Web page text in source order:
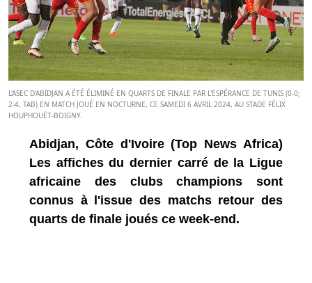
L'ASEC D'ABIDJAN A ÉTÉ ÉLIMINÉ EN QUARTS DE FINALE PAR L'ESPÉRANCE DE TUNIS (0-0;
2-4, TAB) EN MATCH JOUÉ EN NOCTURNE, CE SAMEDI 6 AVRIL 2024, AU STADE FÉLIX
HOUPHOUËT-BOIGNY.
Abidjan, Côte d'Ivoire (Top News Africa)
Les affiches du dernier carré de la Ligue
africaine des clubs champions sont
connus à l'issue des matchs retour des
quarts de finale joués ce week-end.